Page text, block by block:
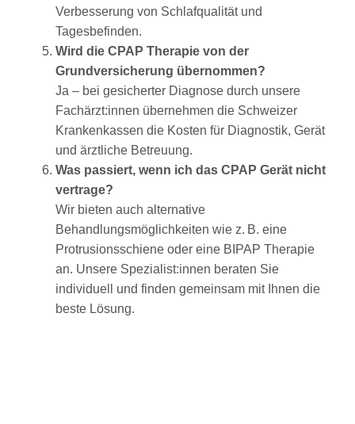
Verbesserung von Schlafqualität und
Tagesbefinden.
Wird die CPAP Therapie von der
Grundversicherung übernommen?
Ja – bei gesicherter Diagnose durch unsere
Fachärzt:innen übernehmen die Schweizer
Krankenkassen die Kosten für Diagnostik, Gerät
und ärztliche Betreuung.
Was passiert, wenn ich das CPAP Gerät nicht
vertrage?
Wir bieten auch alternative
Behandlungsmöglichkeiten wie z. B. eine
Protrusionsschiene oder eine BIPAP Therapie
an. Unsere Spezialist:innen beraten Sie
individuell und finden gemeinsam mit Ihnen die
beste Lösung.